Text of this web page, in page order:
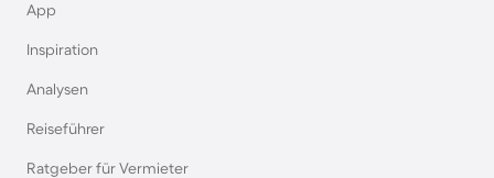
App
Inspiration
Analysen
Reiseführer
Ratgeber für Vermieter